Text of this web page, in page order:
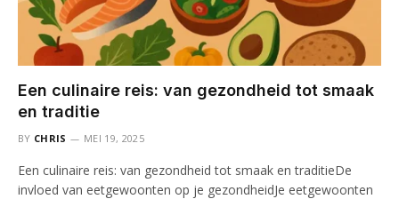
Een culinaire reis: van gezondheid tot smaak
en traditie
BY CHRIS MEI 19, 2025
Een culinaire reis: van gezondheid tot smaak en traditieDe
invloed van eetgewoonten op je gezondheidJe eetgewoonten